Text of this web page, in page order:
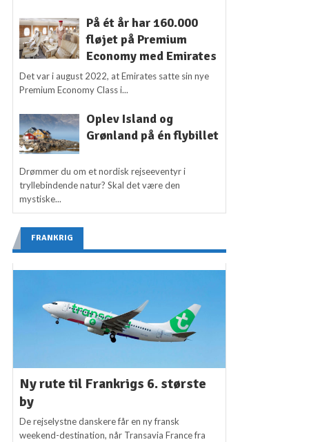
På ét år har 160.000
fløjet på Premium
Economy med Emirates
Det var i august 2022, at Emirates satte sin nye
Premium Economy Class i...
Oplev Island og
Grønland på én flybillet
Drømmer du om et nordisk rejseeventyr i
tryllebindende natur? Skal det være den
mystiske...
FRANKRIG
Ny rute til Frankrigs 6. største
by
De rejselystne danskere får en ny fransk
weekend-destination, når Transavia France fra